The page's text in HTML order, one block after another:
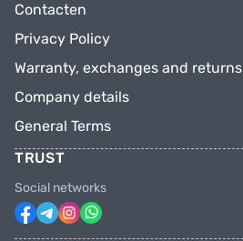
Contacten
Privacy Policy
Warranty, exchanges and returns
Company details
General Terms
TRUST
Social networks